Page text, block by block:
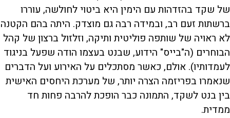
של שקד בהזדהות עם הימין היא ביטוי לחולשה, עוררו
ברשתות זעם רב, ובמידה רבה גם מוצדק. היתה בהם הקטנה
לא ראויה של שותפה פוליטית ותיקה, וזלזול ברצון של קהל
הבוחרים (ה"בייס" הידוע, שבנט בעצמו הודה שפעל בניגוד
לעמדותיו). אולם, כאשר מסתכלים על האירוע ועל הדברים
שנאמרו בפריזמה הצרה יותר, של מערכת היחסים האישית
בין בנט לשקד, התמונה כבר הופכת להרבה פחות חד
ממדית.